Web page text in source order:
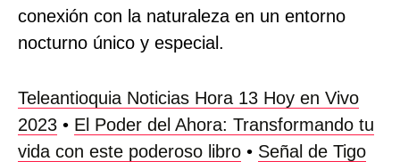
conexión con la naturaleza en un entorno
nocturno único y especial.
Teleantioquia Noticias Hora 13 Hoy en Vivo
2023 • El Poder del Ahora: Transformando tu
vida con este poderoso libro • Señal de Tigo